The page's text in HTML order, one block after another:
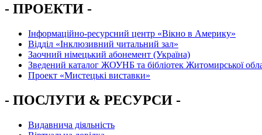
- ПРОЕКТИ -
Інформаційно-ресурсний центр «Вікно в Америку»
Вiддiл «Інклюзивний читальний зал»
Заочний німецький абонемент (Україна)
Зведений каталог ЖОУНБ та бібліотек Житомирської
Проект «Мистецькі виставки»
- ПОСЛУГИ & РЕСУРСИ -
Видавнича діяльність